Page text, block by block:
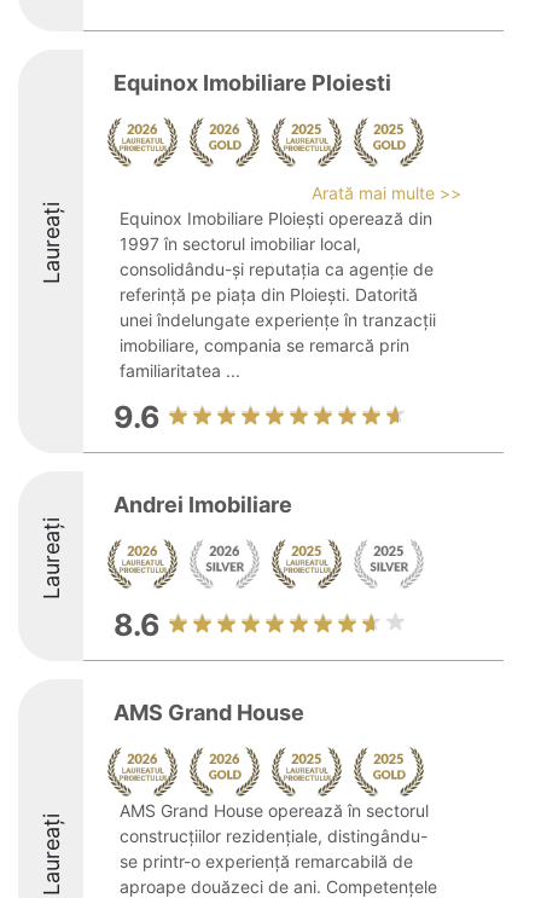
Laureați
Equinox Imobiliare Ploiesti
Arată mai multe >>
Equinox Imobiliare Ploiești operează din
1997 în sectorul imobiliar local,
consolidându-și reputația ca agenție de
referință pe piața din Ploiești. Datorită
unei îndelungate experiențe în tranzacții
imobiliare, compania se remarcă prin
familiaritatea ...
9.6
Laureați
Andrei Imobiliare
8.6
Laureați
AMS Grand House
AMS Grand House operează în sectorul
construcțiilor rezidențiale, distingându-
se printr-o experiență remarcabilă de
aproape douăzeci de ani. Competențele